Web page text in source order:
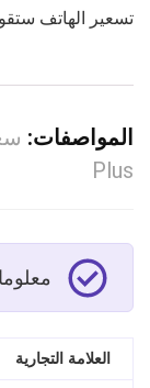
تسعير الهاتف
المواصفات:
Plus
العلامة التجارية